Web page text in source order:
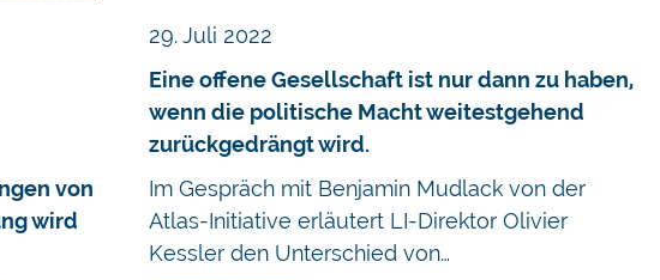
von
wird
29. Juli 2022
Eine offene Gesellschaft ist nur dann zu haben,
wenn die politische Macht weitestgehend
zurückgedrängt wird.
Im Gespräch mit Benjamin Mudlack von der
Atlas-Initiative erläutert LI-Direktor Olivier
Kessler den Unterschied von…